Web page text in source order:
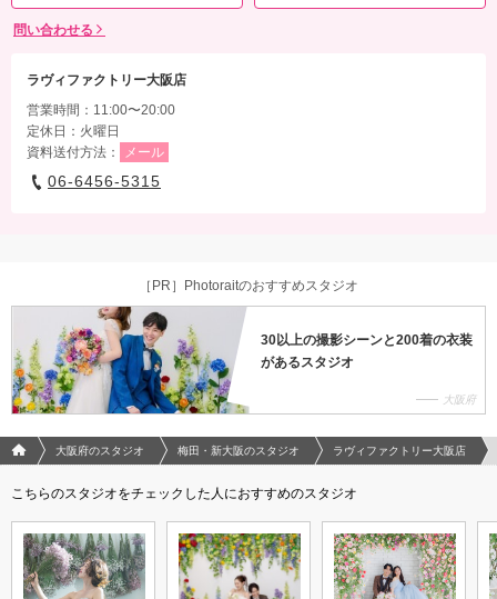
問い合わせる
ラヴィファクトリー大阪店
営業時間：11:00〜20:00
定休日：火曜日
資料送付方法：
メール
06-6456-5315
［PR］Photoraitのおすすめスタジオ
30以上の撮影シーンと200着の衣装
があるスタジオ
大阪府
フォトウエディング/結婚写真のPhotorait ホーム
大阪府のスタジオ 梅田・新大阪のスタジオ ラヴィファクトリー大阪店
こちらのスタジオをチェックした人におすすめのスタジオ